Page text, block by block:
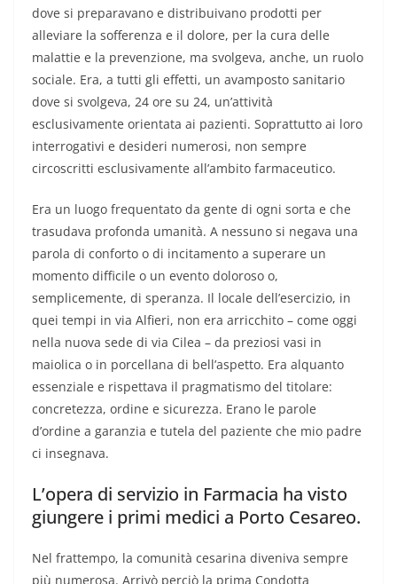
dove si preparavano e distribuivano prodotti per
alleviare la sofferenza e il dolore, per la cura delle
malattie e la prevenzione, ma svolgeva, anche, un ruolo
sociale. Era, a tutti gli effetti, un avamposto sanitario
dove si svolgeva, 24 ore su 24, un’attività
esclusivamente orientata ai pazienti. Soprattutto ai loro
interrogativi e desideri numerosi, non sempre
circoscritti esclusivamente all’ambito farmaceutico.
Era un luogo frequentato da gente di ogni sorta e che
trasudava profonda umanità. A nessuno si negava una
parola di conforto o di incitamento a superare un
momento difficile o un evento doloroso o,
semplicemente, di speranza. Il locale dell’esercizio, in
quei tempi in via Alfieri, non era arricchito – come oggi
nella nuova sede di via Cilea – da preziosi vasi in
maiolica o in porcellana di bell’aspetto. Era alquanto
essenziale e rispettava il pragmatismo del titolare:
concretezza, ordine e sicurezza. Erano le parole
d’ordine a garanzia e tutela del paziente che mio padre
ci insegnava.
L’opera di servizio in Farmacia ha visto
giungere i primi medici a Porto Cesareo.
Nel frattempo, la comunità cesarina diveniva sempre
più numerosa. Arrivò perciò la prima Condotta